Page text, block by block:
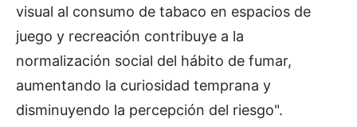
visual al consumo de tabaco en espacios de
juego y recreación contribuye a la
normalización social del hábito de fumar,
aumentando la curiosidad temprana y
disminuyendo la percepción del riesgo".